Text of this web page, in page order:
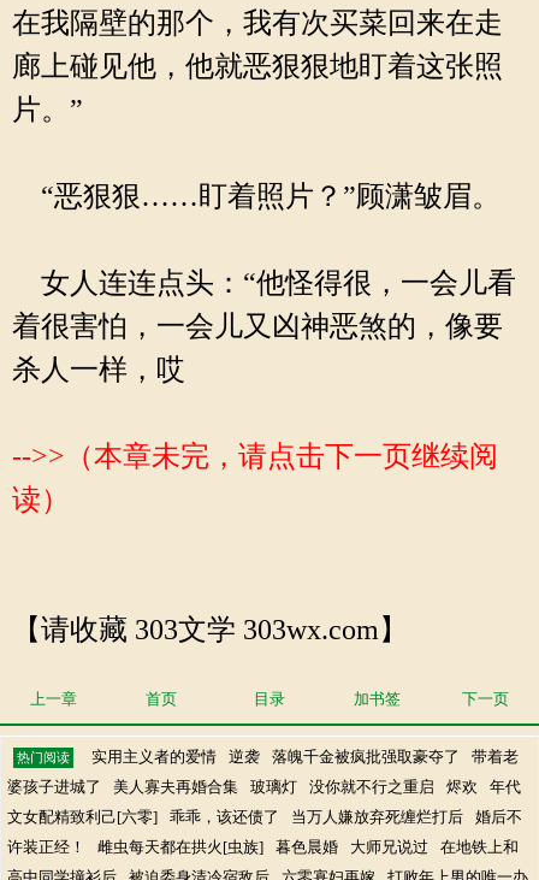
在我隔壁的那个，我有次买菜回来在走
廊上碰见他，他就恶狠狠地盯着这张照
片。”
“恶狠狠……盯着照片？”顾潇皱眉。
女人连连点头：“他怪得很，一会儿看
着很害怕，一会儿又凶神恶煞的，像要
杀人一样，哎
-->>（本章未完，请点击下一页继续阅
读）
【请收藏 303文学 303wx.com】
上一章 首页 目录 加书签 下一页
热门阅读 实用主义者的爱情 逆袭 落魄千金被疯批强取豪夺了
带着老
婆孩子进城了
美人寡夫再婚合集 玻璃灯 没你就不行之重启 烬欢
年代
文女配精致利己[六零]
乖乖，该还债了 当万人嫌放弃死缠烂打后
婚后不
许装正经！
雌虫每天都在拱火[虫族] 暮色晨婚 大师兄说过
在地铁上和